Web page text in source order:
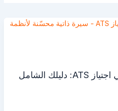
كلمات مفتاحية تساعد في اجتياز ATS: دليلك الشامل